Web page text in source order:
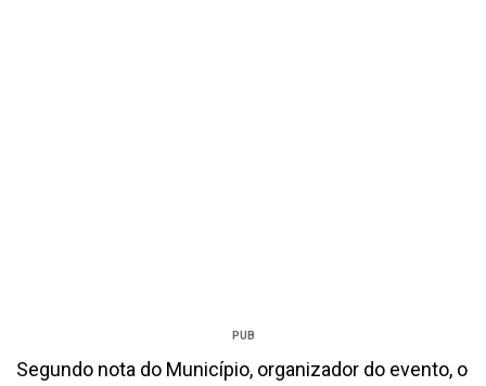
PUB
Segundo nota do Município, organizador do evento, o